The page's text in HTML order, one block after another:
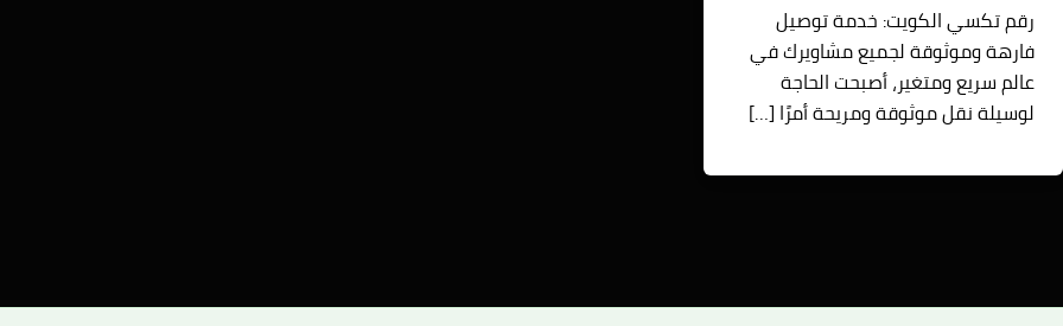
رقم تكسي الكويت: خدمة توصيل
فارهة وموثوقة لجميع مشاويرك في
عالم سريع ومتغير، أصبحت الحاجة
لوسيلة نقل موثوقة ومريحة أمرًا […]